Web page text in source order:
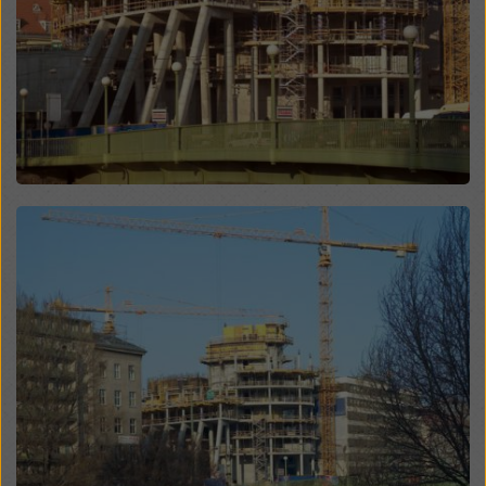
Open
sposób mogą podlegać dostępowi organów w tych
krajach trzecich w celu kontroli i monitorowania oraz
że nie ma skutecznych środków prawnych przeciwko
temu. Użytkownik może odrzucić wszystkie pliki
cookie, które wymagają zgody, klikając „Odrzuć” lub
dostosowując swojeustawienia plików cookie ,
klikając ustawienia plików cookie na dole tej witryny i
korzystając z odpowiednich pól wyboru. Zgodę można
przyszłość i bez podawania przyczyny, klikając
ustawienia plików cookie
na dole tej witryny.
Więcej informacji na temat naszych plików cookie
można znaleźć
w naszej polityce prywatności
Oferujemy również opcję wyboru plików cookie
(zaawansowane ustawienia plików cookie).